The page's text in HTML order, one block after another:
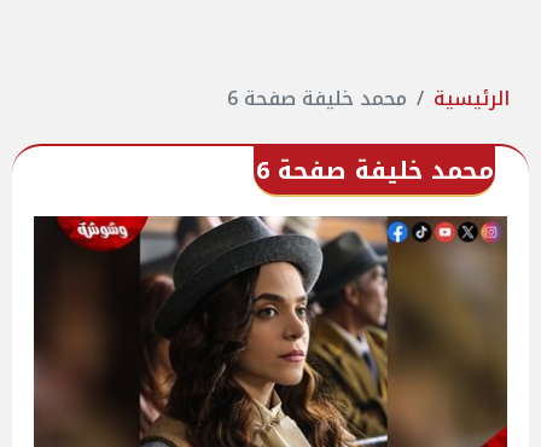
الرئيسية محمد خليفة صفحة 6
محمد خليفة صفحة 6